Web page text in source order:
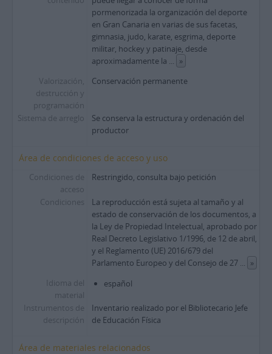
pormenorizada la organización del deporte
en Gran Canaria en varias de sus facetas,
gimnasia, judo, karate, esgrima, deporte
militar, hockey y patinaje, desde
aproximadamente la ... »
Valorización,
destrucción y
programación
Conservación permanente
Sistema de arreglo
Se conserva la estructura y ordenación del
productor
Área de condiciones de acceso y uso
Condiciones de
acceso
Restringido, consulta bajo petición
Condiciones
La reproducción está sujeta al tamaño y al
estado de conservación de los documentos, a
la Ley de Propiedad Intelectual, aprobado por
Real Decreto Legislativo 1/1996, de 12 de abril,
y el Reglamento (UE) 2016/679 del
Parlamento Europeo y del Consejo de 27 ... »
Idioma del
material
español
Instrumentos de
descripción
Inventario realizado por el Bibliotecario Jefe
de Educación Física
Área de materiales relacionados